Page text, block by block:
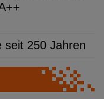
seit 250 Jahren